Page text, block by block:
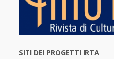
SITI DEI PROGETTI IRTA